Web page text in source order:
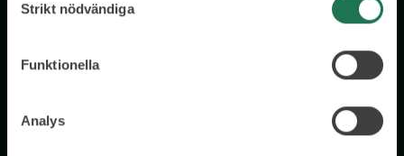
Strikt nödvändiga
Funktionella
Analys